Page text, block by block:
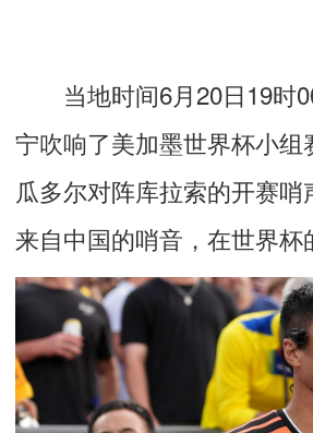
当地时间6月20日19时
宁吹响了美加墨世界杯小组
瓜多尔对阵库拉索的开赛哨
来自中国的哨音，在世界杯